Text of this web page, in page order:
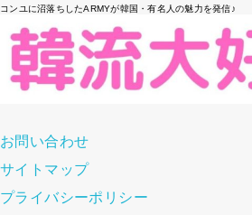
コンユに沼落ちしたARMYが韓国・有名人の魅力を発信♪
お問い合わせ
サイトマップ
プライバシーポリシー